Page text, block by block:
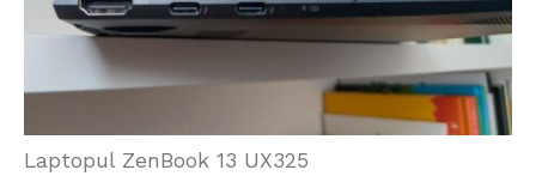
Laptopul ZenBook 13 UX325